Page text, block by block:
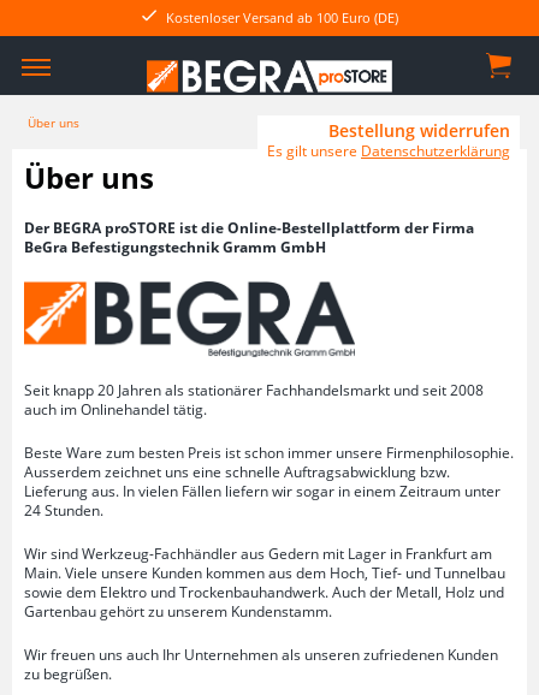
Kostenloser Versand ab 100 Euro (DE)
Über uns
Über uns
Der BEGRA proSTORE ist die Online-Bestellplattform der Firma
BeGra Befestigungstechnik Gramm GmbH
Seit knapp 20 Jahren als stationärer Fachhandelsmarkt und seit 2008
auch im Onlinehandel tätig.
Beste Ware zum besten Preis ist schon immer unsere Firmenphilosophie.
Ausserdem zeichnet uns eine schnelle Auftragsabwicklung bzw.
Lieferung aus. In vielen Fällen liefern wir sogar in einem Zeitraum unter
24 Stunden.
Wir sind Werkzeug-Fachhändler aus Gedern mit Lager in Frankfurt am
Main. Viele unsere Kunden kommen aus dem Hoch, Tief- und Tunnelbau
sowie dem Elektro und Trockenbauhandwerk. Auch der Metall, Holz und
Gartenbau gehört zu unserem Kundenstamm.
Wir freuen uns auch Ihr Unternehmen als unseren zufriedenen Kunden
zu begrüßen.
Bestellung widerrufen
Es gilt unsere Datenschutzerklärung